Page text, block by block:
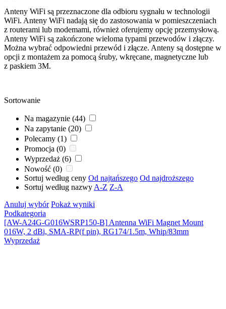
Anteny WiFi są przeznaczone dla odbioru sygnału w technologii
WiFi. Anteny WiFi nadają się do zastosowania w pomieszczeniach
z routerami lub modemami, również oferujemy opcję przemysłową.
Anteny WiFi są zakończone wieloma typami przewodów i złączy.
Można wybrać odpowiedni przewód i złącze. Anteny są dostępne w
opcji z montażem za pomocą śruby, wkręcane, magnetyczne lub
z paskiem 3M.
Sortowanie
Na magazynie (44)
Na zapytanie (20)
Polecamy (1)
Promocja (0)
Wyprzedaż (6)
Nowość (0)
Sortuj według ceny Od najtańszego Od najdroższego
Sortuj według nazwy A-Z Z-A
Anuluj wybór Pokaż wyniki
Podkategoria
[AW-A24G-G016WSRP150-B] Antenna WiFi Magnet Mount
016W, 2 dBi, SMA-RP(f pin), RG174/1.5m, Whip/83mm
Wyprzedaż